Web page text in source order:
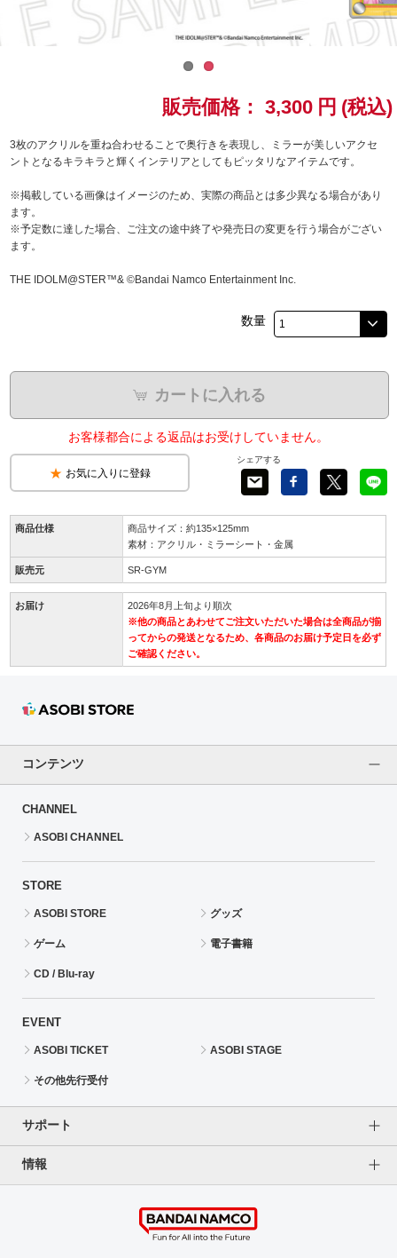
スサノオマジック
ラブライブ！シリーズ
ラブライブ！サンシャイン‼
販売価格： 3,300 円 (税込)
3枚のアクリルを重ね合わせることで奥行きを表現し、ミラーが美しいアクセ
ントとなるキラキラと輝くインテリアとしてもピッタリなアイテムです。
※掲載している画像はイメージのため、実際の商品とは多少異なる場合があり
ます。
※予定数に達した場合、ご注文の途中終了や発売日の変更を行う場合がござい
ます。
THE IDOLM@STER™& ©Bandai Namco Entertainment Inc.
数量
カートに入れる
お客様都合による返品はお受けしていません。
お気に入りに登録
シェアする
商品仕様
商品サイズ：約135×125mm
素材：アクリル・ミラーシート・金属
販売元 SR-GYM
お届け
2026年8月上旬より順次
※他の商品とあわせてご注文いただいた場合は全商品が揃
ってからの発送となるため、各商品のお届け予定日を必ず
ご確認ください。
コンテンツ
CHANNEL
ASOBI CHANNEL
STORE
ASOBI STORE グッズ
ゲーム 電子書籍
CD / Blu-ray
EVENT
ASOBI TICKET ASOBI STAGE
その他先行受付
サポート
よくあるご質問（FAQ）
情報
個人情報保護方針
特定商取引法に基づく表記 企業情報